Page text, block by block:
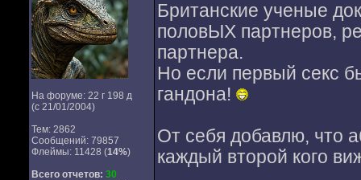
На форуме: 22 г 198 д
(с 21/01/2004)
Тем: 2862
Сообщений: 79857
Флеймы: 11428 (14%)
Всего отчетов: 30
Британские ученые
половЫХ партнеров,
партнера.
Но если первый секс
гандона!
От себя добавлю, что
каждый второй кого